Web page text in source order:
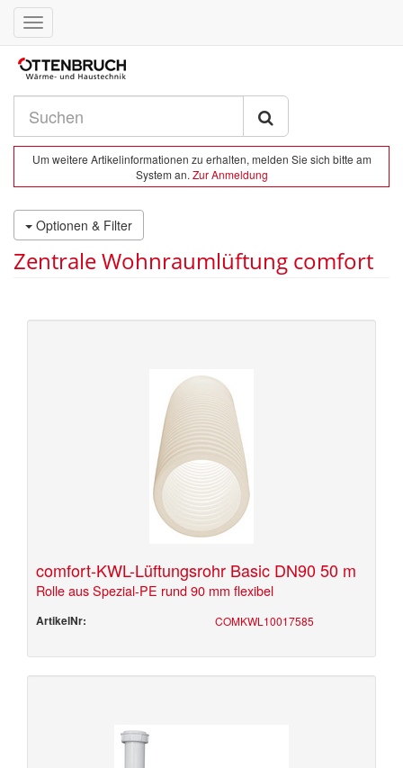
Toggle
navigation
Um weitere Artikelinformationen zu erhalten, melden Sie sich bitte am
System an. Zur Anmeldung
Optionen & Filter
Zentrale Wohnraumlüftung comfort
comfort-KWL-Lüftungsrohr Basic DN90 50 m
Rolle aus Spezial-PE rund 90 mm flexibel
ArtikelNr: COMKWL10017585